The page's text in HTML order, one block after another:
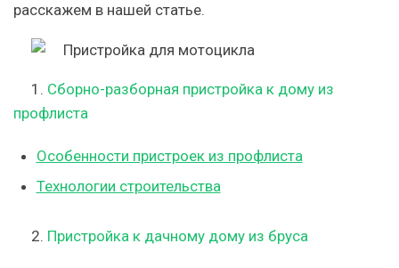
расскажем в нашей статье.
1. Сборно-разборная пристройка к дому из
профлиста
Особенности пристроек из профлиста
Технологии строительства
2. Пристройка к дачному дому из бруса